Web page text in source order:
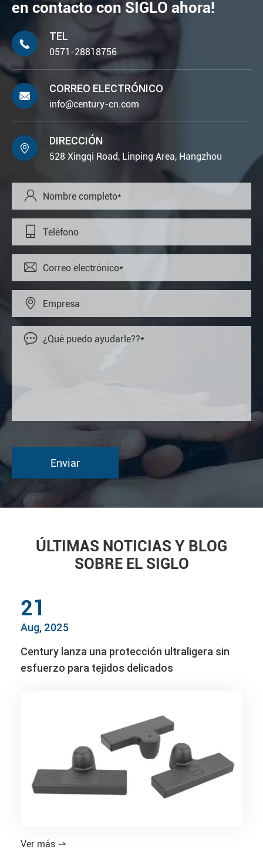
en contacto con SIGLO ahora!

TEL
0571-28818756

CORREO ELECTRÓNICO
info@century-cn.com

DIRECCIÓN
528 Xingqi Road, Linping Area, Hangzhou





ÚLTIMAS NOTICIAS Y BLOG
SOBRE EL SIGLO
21
Aug, 2025
Century lanza una protección ultraligera sin
esfuerzo para tejidos delicados
Ver más 